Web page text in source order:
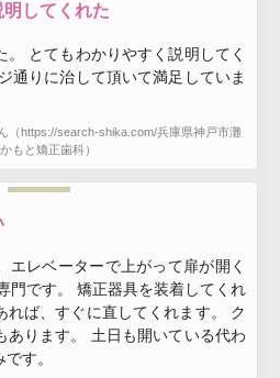
してくれた
とてもわかりやすく説明してく
通りに治して頂いて満足していま
（https://search-shika.com/兵庫県神戸市灘
もと矯正歯科）
エレベーターで上がって扉が開く
門です。 矯正器具を装着してくれ
れば、すぐに直してくれます。 ク
あります。 土日も開いている代わ
す。